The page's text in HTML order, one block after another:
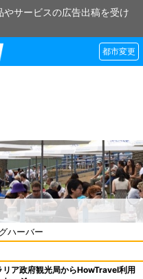
サービスの広告出稿を受け
都市変更
ハーバー
リア政府観光局からHowTravel利用